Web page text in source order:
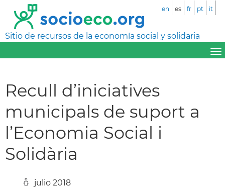
Sitio de recursos de la economía social y solidaria
en es fr pt it
Recull d’iniciatives
municipals de suport a
l’Economia Social i
Solidària
julio 2018